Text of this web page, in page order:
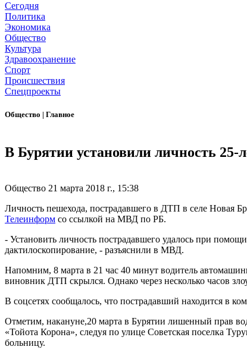
Сегодня
Политика
Экономика
Общество
Культура
Здравоохранение
Спорт
Происшествия
Спецпроекты
Общество | Главное
В Бурятии установили личность
Общество 21 марта 2018 г., 15:38
Личность пешехода, пострадавшего в ДТП в селе Новая
Телеинформ со ссылкой на МВД по РБ.
- Установить личность пострадавшего удалось при
дактилоскопирование, - разъяснили в МВД.
Напомним, 8 марта в 21 час 40 минут водитель
виновник ДТП скрылся. Однако через несколько часов
В соцсетях сообщалось, что пострадавший находится в
Отметим, накануне,20 марта в Бурятии лишенный прав
«Тойота Корона», следуя по улице Советская поселка
больницу.